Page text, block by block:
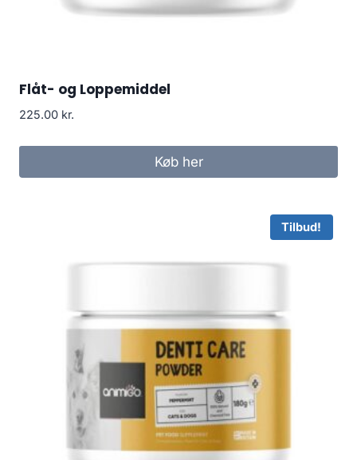
Flåt- og Loppemiddel
225.00 kr.
Køb her
Tilbud!